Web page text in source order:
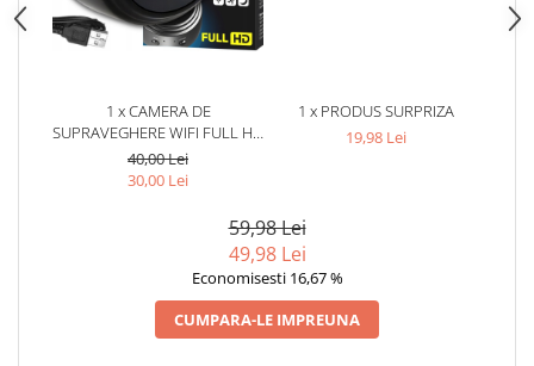
1 x CAMERA DE
SUPRAVEGHERE WIFI FULL HD
1080P, DETECTARE MISCARE,
SUPORT MAGNETIC 360°,
MICROSD, ACUMULATOR
REINCARCABIL, NEGRU
40,00 Lei
30,00 Lei
1 x PRODUS SURPRIZA
19,98 Lei
59,98 Lei
49,98 Lei
Economisesti 16,67 %
CUMPARA-LE IMPREUNA